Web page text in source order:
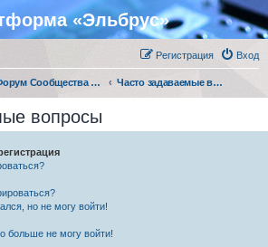
«Эльбрус»
Вход
Регистрация
Форум Сообщества Эльбрус Часто задаваемые вопросы
вопросы
но не могу войти!
больше не могу войти!